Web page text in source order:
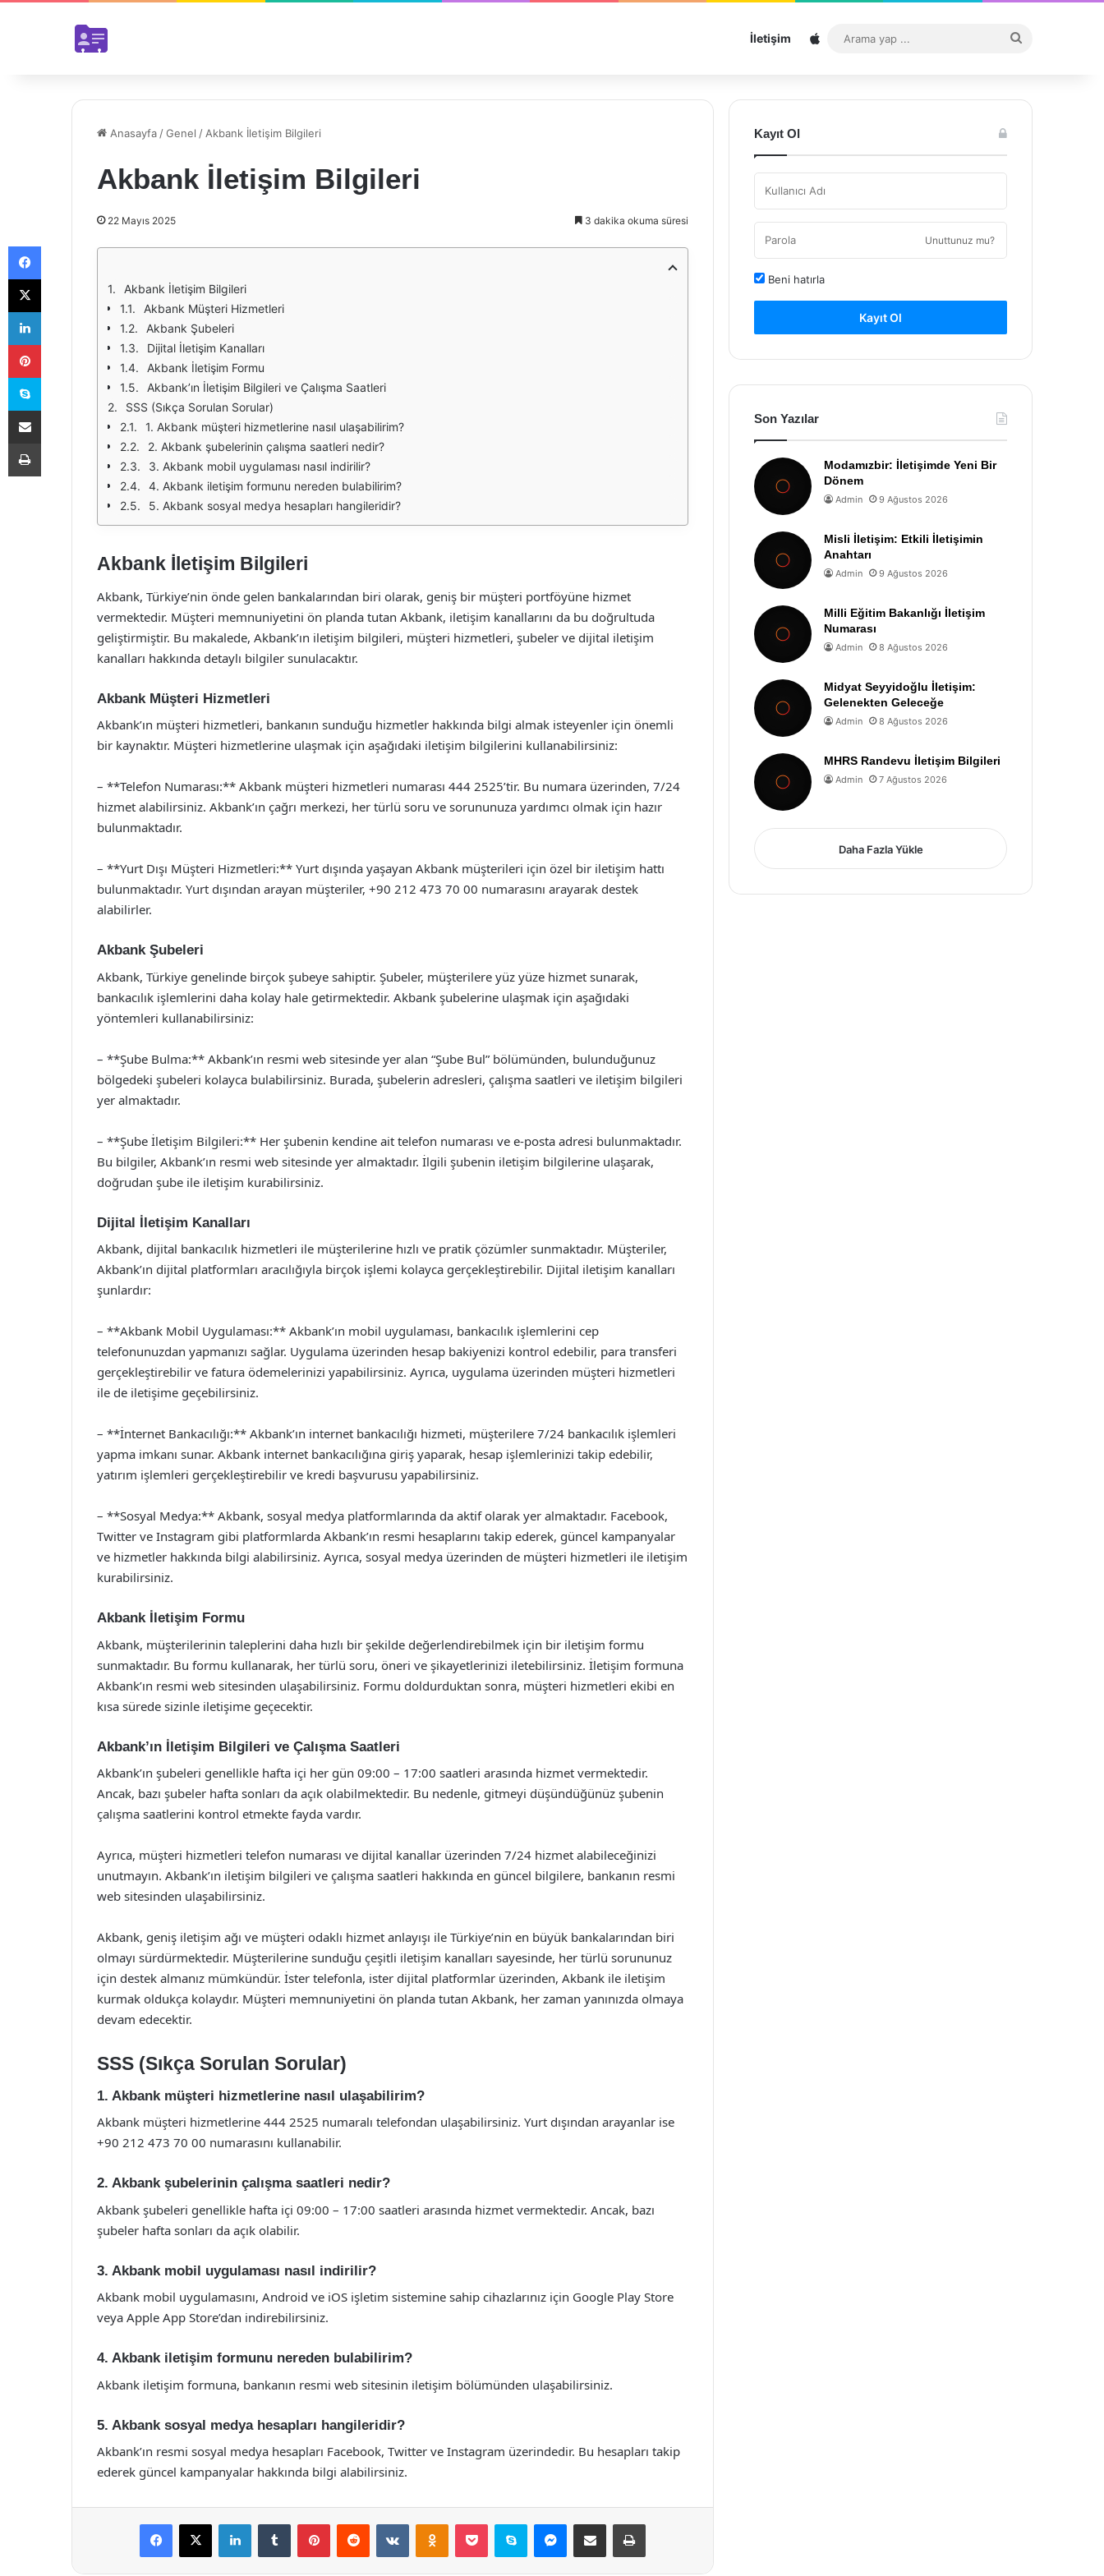
İletişim Sitemap
...
Anasayfa /Genel / Akbank İletişim Bilgileri
Akbank İletişim Bilgileri
22 Mayıs 2025 3 dakika okuma süresi
Akbank İletişim Bilgileri
Akbank Müşteri Hizmetleri
Akbank Şubeleri
Dijital İletişim Kanalları
Akbank İletişim Formu
Akbank’ın İletişim Bilgileri ve Çalışma Saatleri
SSS (Sıkça Sorulan Sorular)
1. Akbank müşteri hizmetlerine nasıl ulaşabilirim?
2. Akbank şubelerinin çalışma saatleri nedir?
3. Akbank mobil uygulaması nasıl indirilir?
4. Akbank iletişim formunu nereden bulabilirim?
5. Akbank sosyal medya hesapları hangileridir?
Akbank İletişim Bilgileri
Akbank, Türkiye’nin önde gelen bankalarından biri olarak, geniş bir müşteri portföyüne hizmet
vermektedir. Müşteri memnuniyetini ön planda tutan Akbank, iletişim kanallarını da bu doğrultuda
geliştirmiştir. Bu makalede, Akbank’ın iletişim bilgileri, müşteri hizmetleri, şubeler ve dijital iletişim
kanalları hakkında detaylı bilgiler sunulacaktır.
Akbank Müşteri Hizmetleri
Akbank’ın müşteri hizmetleri, bankanın sunduğu hizmetler hakkında bilgi almak isteyenler için önemli
bir kaynaktır. Müşteri hizmetlerine ulaşmak için aşağıdaki iletişim bilgilerini kullanabilirsiniz:
– **Telefon Numarası:** Akbank müşteri hizmetleri numarası 444 2525’tir. Bu numara üzerinden, 7/24
hizmet alabilirsiniz. Akbank’ın çağrı merkezi, her türlü soru ve sorununuza yardımcı olmak için hazır
bulunmaktadır.
– **Yurt Dışı Müşteri Hizmetleri:** Yurt dışında yaşayan Akbank müşterileri için özel bir iletişim hattı
bulunmaktadır. Yurt dışından arayan müşteriler, +90 212 473 70 00 numarasını arayarak destek
alabilirler.
Akbank Şubeleri
Akbank, Türkiye genelinde birçok şubeye sahiptir. Şubeler, müşterilere yüz yüze hizmet sunarak,
bankacılık işlemlerini daha kolay hale getirmektedir. Akbank şubelerine ulaşmak için aşağıdaki
yöntemleri kullanabilirsiniz:
– **Şube Bulma:** Akbank’ın resmi web sitesinde yer alan “Şube Bul” bölümünden, bulunduğunuz
bölgedeki şubeleri kolayca bulabilirsiniz. Burada, şubelerin adresleri, çalışma saatleri ve iletişim bilgileri
yer almaktadır.
– **Şube İletişim Bilgileri:** Her şubenin kendine ait telefon numarası ve e-posta adresi bulunmaktadır.
Bu bilgiler, Akbank’ın resmi web sitesinde yer almaktadır. İlgili şubenin iletişim bilgilerine ulaşarak,
doğrudan şube ile iletişim kurabilirsiniz.
Dijital İletişim Kanalları
Akbank, dijital bankacılık hizmetleri ile müşterilerine hızlı ve pratik çözümler sunmaktadır. Müşteriler,
Akbank’ın dijital platformları aracılığıyla birçok işlemi kolayca gerçekleştirebilir. Dijital iletişim kanalları
şunlardır:
– **Akbank Mobil Uygulaması:** Akbank’ın mobil uygulaması, bankacılık işlemlerini cep
telefonunuzdan yapmanızı sağlar. Uygulama üzerinden hesap bakiyenizi kontrol edebilir, para transferi
gerçekleştirebilir ve fatura ödemelerinizi yapabilirsiniz. Ayrıca, uygulama üzerinden müşteri hizmetleri
ile de iletişime geçebilirsiniz.
– **İnternet Bankacılığı:** Akbank’ın internet bankacılığı hizmeti, müşterilere 7/24 bankacılık işlemleri
yapma imkanı sunar. Akbank internet bankacılığına giriş yaparak, hesap işlemlerinizi takip edebilir,
yatırım işlemleri gerçekleştirebilir ve kredi başvurusu yapabilirsiniz.
– **Sosyal Medya:** Akbank, sosyal medya platformlarında da aktif olarak yer almaktadır. Facebook,
Twitter ve Instagram gibi platformlarda Akbank’ın resmi hesaplarını takip ederek, güncel kampanyalar
ve hizmetler hakkında bilgi alabilirsiniz. Ayrıca, sosyal medya üzerinden de müşteri hizmetleri ile iletişim
kurabilirsiniz.
Akbank İletişim Formu
Akbank, müşterilerinin taleplerini daha hızlı bir şekilde değerlendirebilmek için bir iletişim formu
sunmaktadır. Bu formu kullanarak, her türlü soru, öneri ve şikayetlerinizi iletebilirsiniz. İletişim formuna
Akbank’ın resmi web sitesinden ulaşabilirsiniz. Formu doldurduktan sonra, müşteri hizmetleri ekibi en
kısa sürede sizinle iletişime geçecektir.
Akbank’ın İletişim Bilgileri ve Çalışma Saatleri
Akbank’ın şubeleri genellikle hafta içi her gün 09:00 – 17:00 saatleri arasında hizmet vermektedir.
Ancak, bazı şubeler hafta sonları da açık olabilmektedir. Bu nedenle, gitmeyi düşündüğünüz şubenin
çalışma saatlerini kontrol etmekte fayda vardır.
Ayrıca, müşteri hizmetleri telefon numarası ve dijital kanallar üzerinden 7/24 hizmet alabileceğinizi
unutmayın. Akbank’ın iletişim bilgileri ve çalışma saatleri hakkında en güncel bilgilere, bankanın resmi
web sitesinden ulaşabilirsiniz.
Akbank, geniş iletişim ağı ve müşteri odaklı hizmet anlayışı ile Türkiye’nin en büyük bankalarından biri
olmayı sürdürmektedir. Müşterilerine sunduğu çeşitli iletişim kanalları sayesinde, her türlü sorununuz
için destek almanız mümkündür. İster telefonla, ister dijital platformlar üzerinden, Akbank ile iletişim
kurmak oldukça kolaydır. Müşteri memnuniyetini ön planda tutan Akbank, her zaman yanınızda olmaya
devam edecektir.
SSS (Sıkça Sorulan Sorular)
1. Akbank müşteri hizmetlerine nasıl ulaşabilirim?
Akbank müşteri hizmetlerine 444 2525 numaralı telefondan ulaşabilirsiniz. Yurt dışından arayanlar ise
+90 212 473 70 00 numarasını kullanabilir.
2. Akbank şubelerinin çalışma saatleri nedir?
Akbank şubeleri genellikle hafta içi 09:00 – 17:00 saatleri arasında hizmet vermektedir. Ancak, bazı
şubeler hafta sonları da açık olabilir.
3. Akbank mobil uygulaması nasıl indirilir?
Akbank mobil uygulamasını, Android ve iOS işletim sistemine sahip cihazlarınız için Google Play Store
veya Apple App Store’dan indirebilirsiniz.
4. Akbank iletişim formunu nereden bulabilirim?
Akbank iletişim formuna, bankanın resmi web sitesinin iletişim bölümünden ulaşabilirsiniz.
5. Akbank sosyal medya hesapları hangileridir?
Akbank’ın resmi sosyal medya hesapları Facebook, Twitter ve Instagram üzerindedir. Bu hesapları takip
ederek güncel kampanyalar hakkında bilgi alabilirsiniz.
Facebook
X LinkedInTumblr PinterestReddit VKontakteOdnoklassniki
Pocket Skype Messenger
E-Posta ile paylaş Yazdır
Kayıt Ol
Unuttunuz mu?
Beni hatırla
Kayıt Ol
Son Yazılar
Modamızbir: İletişimde Yeni Bir
Dönem
Admin 9 Ağustos 2026
Misli İletişim: Etkili İletişimin
Anahtarı
Admin 9 Ağustos 2026
Milli Eğitim Bakanlığı İletişim
Numarası
Admin 8 Ağustos 2026
Midyat Seyyidoğlu İletişim:
Gelenekten Geleceğe
Admin 8 Ağustos 2026
MHRS Randevu İletişim Bilgileri
Admin 7 Ağustos 2026
Daha Fazla Yükle
Facebook
X
LinkedIn
Pinterest
Skype
E-Posta ile paylaş